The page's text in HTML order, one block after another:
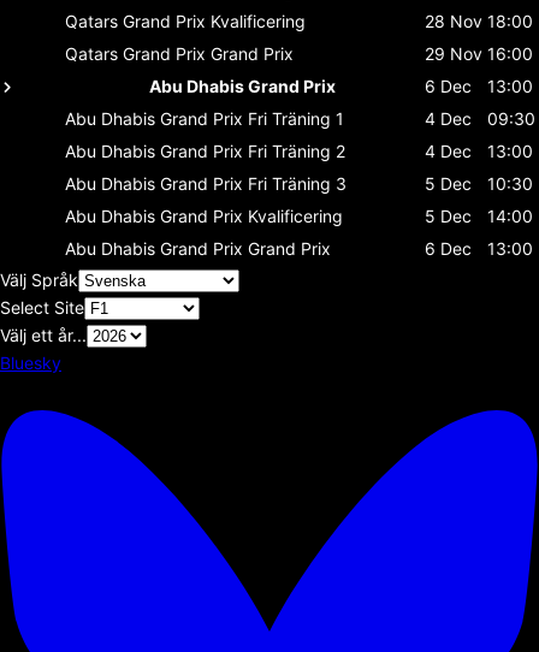
Qatars Grand Prix Kvalificering 28 Nov 18:00
Qatars Grand Prix Grand Prix 29 Nov 16:00
Abu Dhabis Grand Prix
6 Dec
13:00
Abu Dhabis Grand Prix Fri Träning 1 4 Dec
09:30
Abu Dhabis Grand Prix Fri Träning 2 4 Dec
13:00
Abu Dhabis Grand Prix Fri Träning 3 5 Dec
10:30
Abu Dhabis Grand Prix Kvalificering 5 Dec
14:00
Abu Dhabis Grand Prix Grand Prix 6 Dec
13:00
Välj Språk
Select Site
Välj ett år...
Bluesky